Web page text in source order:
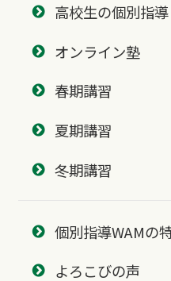
高校生の個別指導
オンライン塾
春期講習
夏期講習
冬期講習
個別指導WAMの
よろこびの声